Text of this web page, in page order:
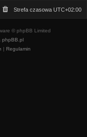
Strefa czasowa UTC+02:00
© phpBB Limited
phpBB.pl
| Regulamin